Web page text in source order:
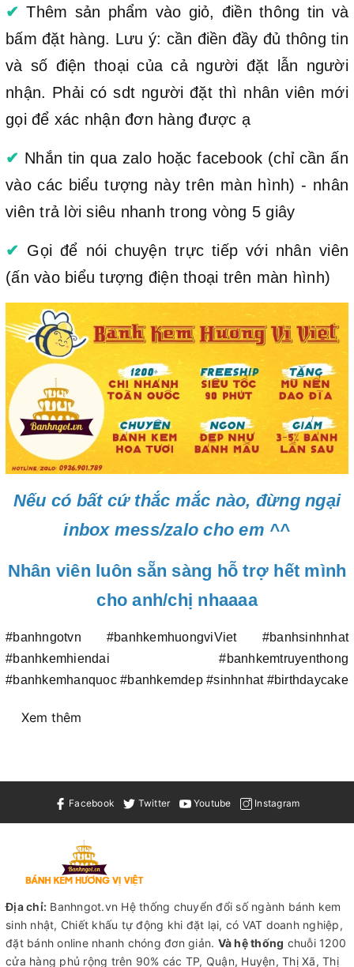
✔ Thêm sản phẩm vào giỏ, điền thông tin và
bấm đặt hàng. Lưu ý: cần điền đầy đủ thông tin
và số điện thoại của cả người đặt lẫn người
nhận. Phải có sdt người đặt thì nhân viên mới
gọi để xác nhận đơn hàng được ạ
✔ Nhắn tin qua zalo hoặc facebook (chỉ cần ấn
vào các biểu tượng này trên màn hình) - nhân
viên trả lời siêu nhanh trong vòng 5 giây
✔ Gọi để nói chuyện trực tiếp với nhân viên
(ấn vào biểu tượng điện thoại trên màn hình)
Nếu có bất cứ thắc mắc nào, đừng ngại
inbox mess/zalo cho em ^^
Nhân viên luôn sẵn sàng hỗ trợ hết mình
cho anh/chị nhaaaa
#banhngotvn #banhkemhuongviViet #banhsinhnhat
#banhkemhiendai #banhkemtruyenthong
#banhkemhanquoc #banhkemdep #sinhnhat #birthdaycake
Xem thêm
Facebook Twitter Youtube Instagram
Địa chỉ: Banhngot.vn Hệ thống chuyển đổi số ngành bánh kem
sinh nhật, Chiết khấu tự động khi đặt lại, có VAT doanh nghiệp,
đặt bánh online nhanh chóng đơn giản. Và hệ thống chuỗi 1200
cửa hàng phủ rộng trên 90% các TP, Quận, Huyện, Thị Xã, Thị